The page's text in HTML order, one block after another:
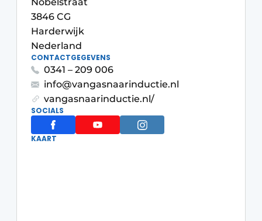
Privacy / Cookie statement
Vacature aanmelden
Vacatures
Video’s
Werkbladen
Meubelbeslag & Kastindeling
3846 CG
Harderwijk
Nederland
CONTACTGEGEVENS
0341 – 209 006
info@vangasnaarinductie.nl
vangasnaarinductie.nl/
SOCIALS
KAART